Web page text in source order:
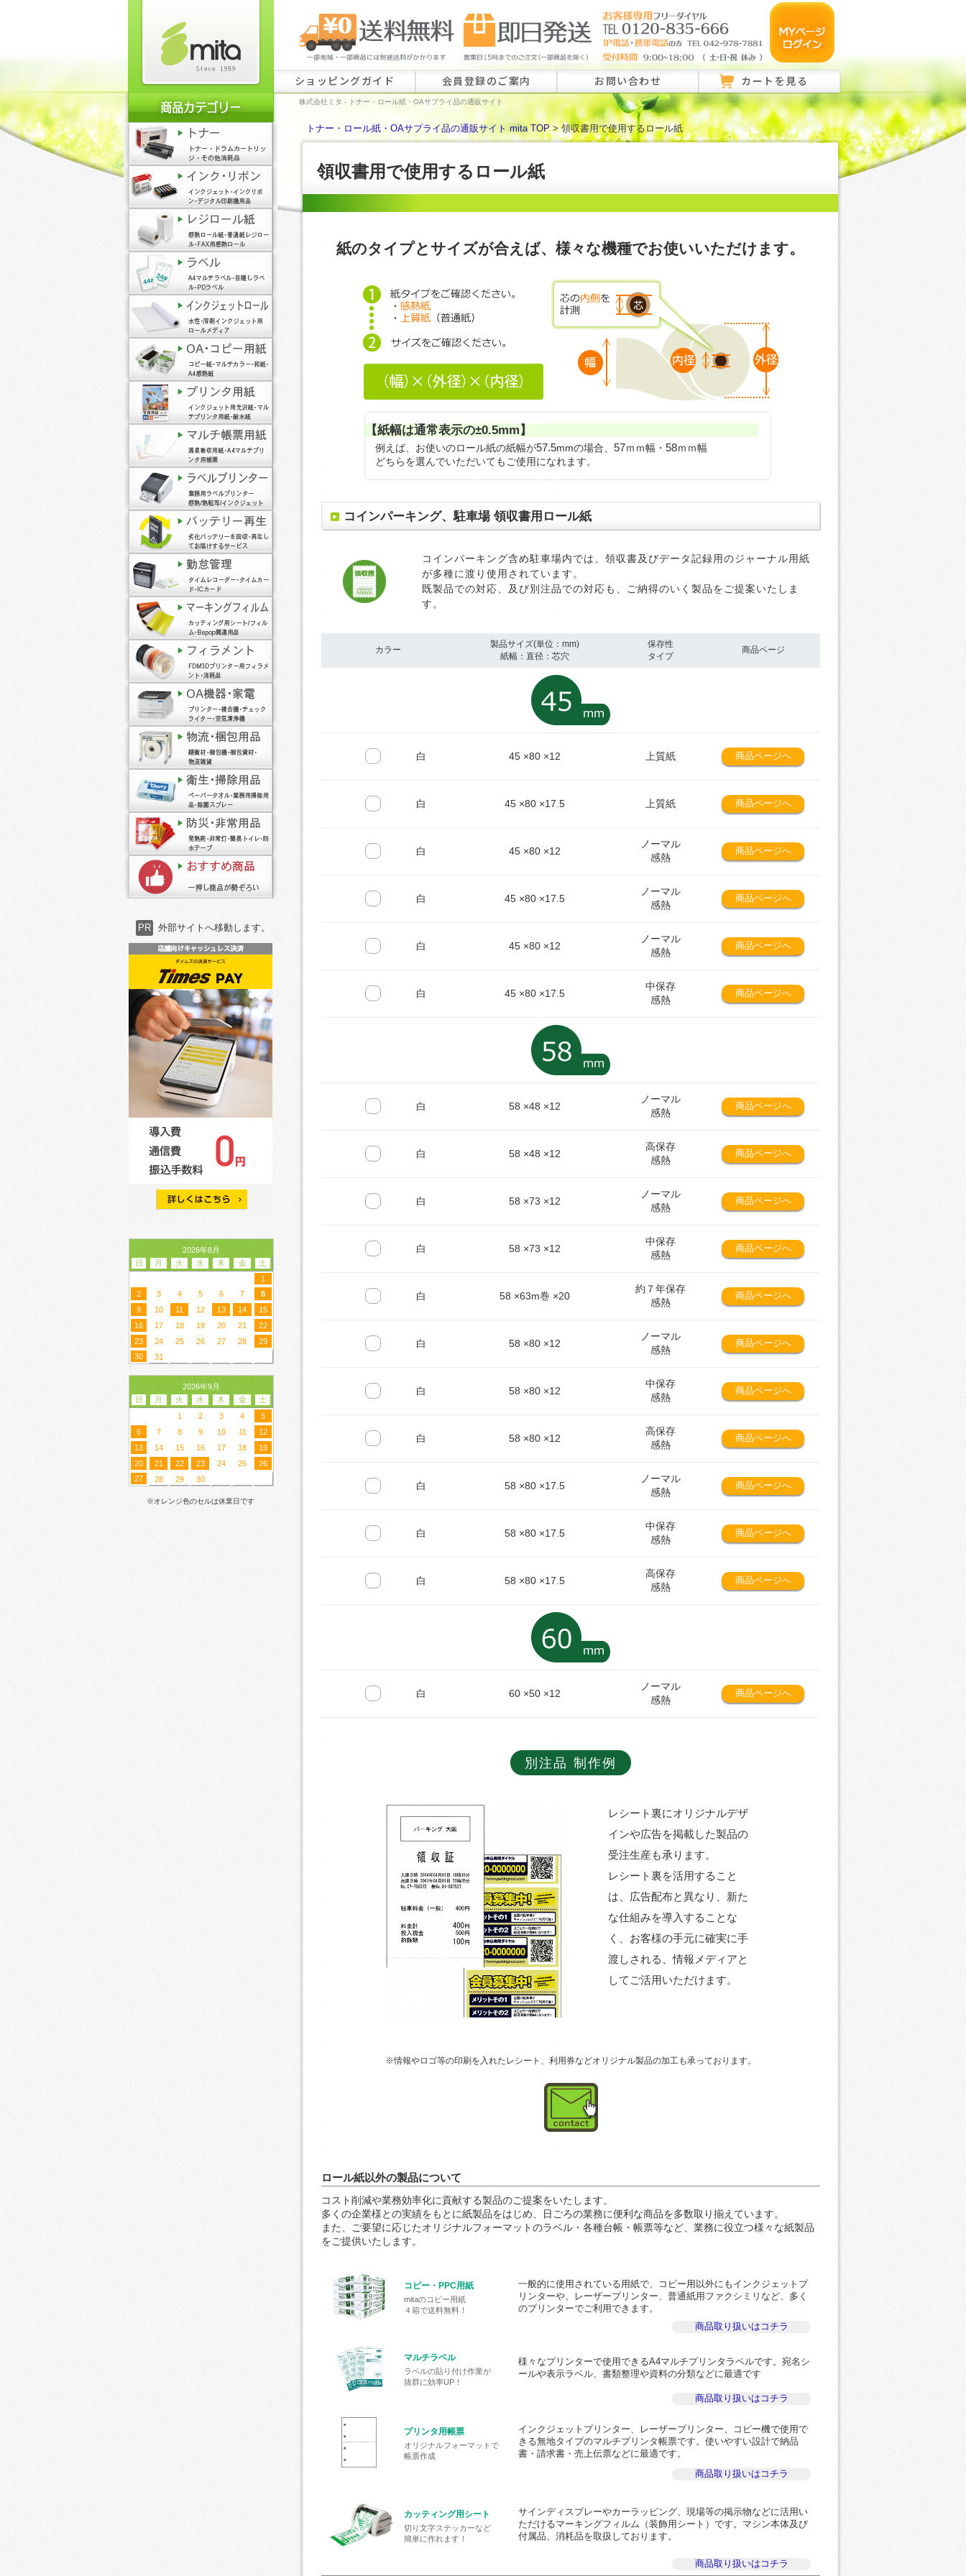
PR 外部サイトへ移動します。
2026年8月
日
月 火 水 木 金
土
1
2
3 4 5 6 7
8
9
10 11 12 13 14
15
16
17 18 19 20 21
22
23
24 25 26 27 28
29
30
31
2026年9月
日
月 火 水 木 金
土
1
2 3 4
5
6
7 8 9 10 11
12
13
14 15 16 17 18
19
20
21 22 23 24 25
26
27
28 29 30
※オレンジ色のセルは休業日です
ショッピングガイド 会員登録のご案内 お問い合わせ
ロール紙特注のご相談はこちら
カートを見る
株式会社ミタ - トナー・ロール紙・OAサプライ品の通販サイト
トナー・ロール紙・OAサプライ品の通販サイト mita TOP> 領収書用で使用するロール紙
領収書用で使用するロール紙
紙のタイプとサイズが合えば、様々な機種でお使いいただけます。
【紙幅は通常表示の±0.5mm】
例えば、お使いのロール紙の紙幅が57.5mmの場合、57ｍｍ幅・58ｍｍ幅
どちらを選んでいただいてもご使用になれます。
コインパーキング、駐車場 領収書用ロール紙
コインパーキング含め駐車場内では、領収書及びデータ記録用のジャーナル用紙
が多種に渡り使用されています。
既製品での対応、及び別注品での対応も、ご納得のいく製品をご提案いたしま
す。
カラー
製品サイズ(単位：mm)
紙幅：直径：芯穴
保存性
タイプ
商品ページ
白 45 ×80 ×12 上質紙 商品ページへ
白 45 ×80 ×17.5 上質紙 商品ページへ
白 45 ×80 ×12
ノーマル
感熱
商品ページへ
白 45 ×80 ×17.5
ノーマル
感熱
商品ページへ
白 45 ×80 ×12
ノーマル
感熱
商品ページへ
白 45 ×80 ×17.5
中保存
感熱
商品ページへ
白 58 ×48 ×12
ノーマル
感熱
商品ページへ
白 58 ×48 ×12
高保存
感熱
商品ページへ
白 58 ×73 ×12
ノーマル
感熱
商品ページへ
白 58 ×73 ×12
中保存
感熱
商品ページへ
白 58 ×63m巻 ×20
約７年保存
感熱
商品ページへ
白 58 ×80 ×12
ノーマル
感熱
商品ページへ
白 58 ×80 ×12
中保存
感熱
商品ページへ
白 58 ×80 ×12
高保存
感熱
商品ページへ
白 58 ×80 ×17.5
ノーマル
感熱
商品ページへ
白 58 ×80 ×17.5
中保存
感熱
商品ページへ
白 58 ×80 ×17.5
高保存
感熱
商品ページへ
白 60 ×50 ×12
ノーマル
感熱
商品ページへ
別注品 制作例
レシート裏にオリジナルデザ
インや広告を掲載した製品の
受注生産も承ります。
レシート裏を活用すること
は、広告配布と異なり、新た
な仕組みを導入することな
く、お客様の手元に確実に手
渡しされる、情報メディアと
してご活用いただけます。
※情報やロゴ等の印刷を入れたレシート、利用券などオリジナル製品の加工も承っております。
ロール紙以外の製品について
コスト削減や業務効率化に貢献する製品のご提案をいたします。
多くの企業様との実績をもとに紙製品をはじめ、日ごろの業務に便利な商品を多数取り揃えています。
また、ご要望に応じたオリジナルフォーマットのラベル・各種台帳・帳票等など、業務に役立つ様々な紙製品
をご提供いたします。
コピー・PPC用紙
mitaのコピー用紙
４箱で送料無料！
一般的に使用されている用紙で、コピー用以外にもインクジェットプ
リンターや、レーザープリンター、普通紙用ファクシミリなど、多く
のプリンターでご利用できます。
商品取り扱いはコチラ
マルチラベル
ラベルの貼り付け作業が
抜群に効率UP！
様々なプリンターで使用できるA4マルチプリンタラベルです。宛名シ
ールや表示ラベル、書類整理や資料の分類などに最適です
商品取り扱いはコチラ
プリンタ用帳票
オリジナルフォーマットで
帳票作成
インクジェットプリンター、レーザープリンター、コピー機で使用で
きる無地タイプのマルチプリンタ帳票です。使いやすい設計で納品
書・請求書・売上伝票などに最適です。
商品取り扱いはコチラ
カッティング用シート
切り文字ステッカーなど
簡単に作れます！
サインディスプレーやカーラッピング、現場等の掲示物などに活用い
ただけるマーキングフィルム（装飾用シート）です。マシン本体及び
付属品、消耗品を取扱しております。
商品取り扱いはコチラ